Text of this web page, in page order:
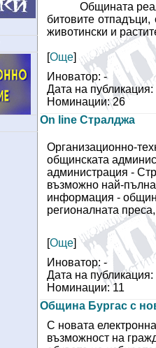
Общината
битовите
животински и
[Още]
Иноватор: -
Дата на
Номинации: 26
On line Стралджа
Организационно-
общинската
администрация -
възможно най-пълна
информация -
регионалната
[Още]
Иноватор: -
Дата на
Номинации: 11
Община Бургас с
С новата
възможност на